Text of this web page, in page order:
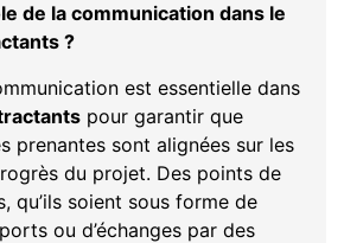
de la communication dans le
?
est essentielle dans
pour garantir que
prenantes sont alignées sur les
du projet. Des points de
qu’ils soient sous forme de
ou d’échanges par des